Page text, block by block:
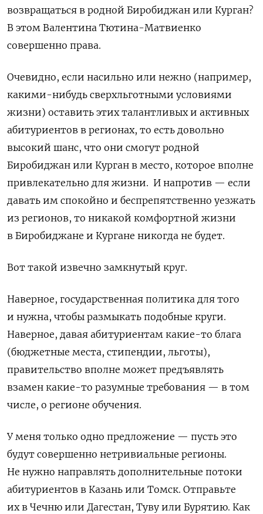
возвращаться в родной Биробиджан или Курган?
В этом Валентина Тютина-Матвиенко
совершенно права.
Очевидно, если насильно или нежно (например,
какими-нибудь сверхльготными условиями
жизни) оставить этих талантливых и активных
абитуриентов в регионах, то есть довольно
высокий шанс, что они смогут родной
Биробиджан или Курган в место, которое вполне
привлекательно для жизни. И напротив — если
давать им спокойно и беспрепятственно уезжать
из регионов, то никакой комфортной жизни
в Биробиджане и Кургане никогда не будет.
Вот такой извечно замкнутый круг.
Наверное, государственная политика для того
и нужна, чтобы размыкать подобные круги.
Наверное, давая абитуриентам какие-то блага
(бюджетные места, стипендии, льготы),
правительство вполне может предъявлять
взамен какие-то разумные требования — в том
числе, о регионе обучения.
У меня только одно предложение — пусть это
будут совершенно нетривиальные регионы.
Не нужно направлять дополнительные потоки
абитуриентов в Казань или Томск. Отправьте
их в Чечню или Дагестан, Туву или Бурятию. Как